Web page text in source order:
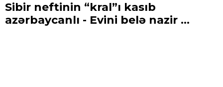
Sibir neftinin “kral”ı kasıb
azərbaycanlı - Evini belə nazir ...